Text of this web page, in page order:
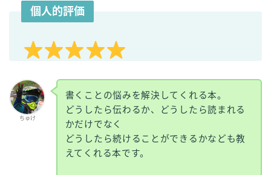
個人的評価
ちゅけ
書くことの悩みを解決してくれる本。
どうしたら伝わるか、どうしたら読まれる
かだけでなく
どうしたら続けることができるかなども教
えてくれる本です。